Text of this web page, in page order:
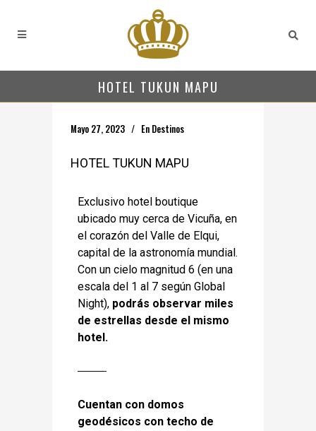
HOTEL TUKUN MAPU
Mayo 27, 2023 En Destinos
HOTEL TUKUN MAPU
Exclusivo hotel boutique
ubicado muy cerca de Vicuña, en
el corazón del Valle de Elqui,
capital de la astronomía mundial.
Con un cielo magnitud 6 (en una
escala del 1 al 7 según Global
Night), podrás observar miles
de estrellas desde el mismo
hotel.
Cuentan con domos
geodésicos con techo de